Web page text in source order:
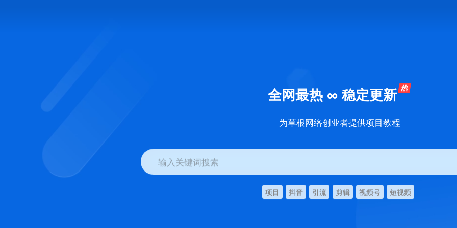
全网最热 ∞ 稳定更新
为草根网络创业者提供项目教程
输入关键词搜索
项目 抖音 引流 剪辑 视频号 短视频